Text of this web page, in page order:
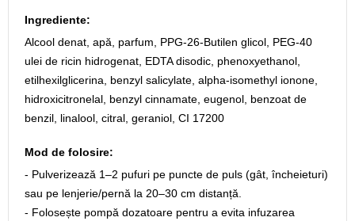
Ingrediente:
Alcool denat, apă, parfum, PPG-26-Butilen glicol, PEG-40
ulei de ricin hidrogenat, EDTA disodic, phenoxyethanol,
etilhexilglicerina, benzyl salicylate, alpha-isomethyl ionone,
hidroxicitronelal, benzyl cinnamate, eugenol, benzoat de
benzil, linalool, citral, geraniol, CI 17200
Mod de folosire:
- Pulverizează 1–2 pufuri pe puncte de puls (gât, încheieturi)
sau pe lenjerie/pernă la 20–30 cm distanță.
- Folosește pompă dozatoare pentru a evita infuzarea